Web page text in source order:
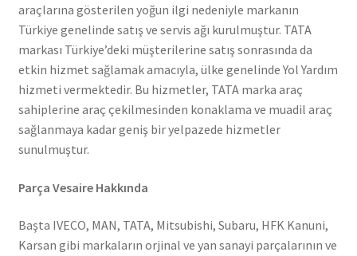
araçlarına gösterilen yoğun ilgi nedeniyle markanın
Türkiye genelinde satış ve servis ağı kurulmuştur. TATA
markası Türkiye’deki müşterilerine satış sonrasında da
etkin hizmet sağlamak amacıyla, ülke genelinde Yol Yardım
hizmeti vermektedir. Bu hizmetler, TATA marka araç
sahiplerine araç çekilmesinden konaklama ve muadil araç
sağlanmaya kadar geniş bir yelpazede hizmetler
sunulmuştur.
Parça Vesaire Hakkında
Başta IVECO, MAN, TATA, Mitsubishi, Subaru, HFK Kanuni,
Karsan gibi markaların orjinal ve yan sanayi parçalarının ve